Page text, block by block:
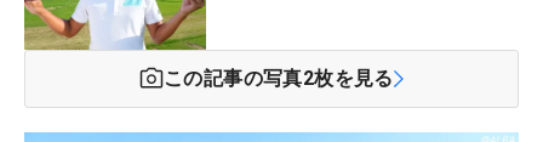
この記事の写真2枚を見る